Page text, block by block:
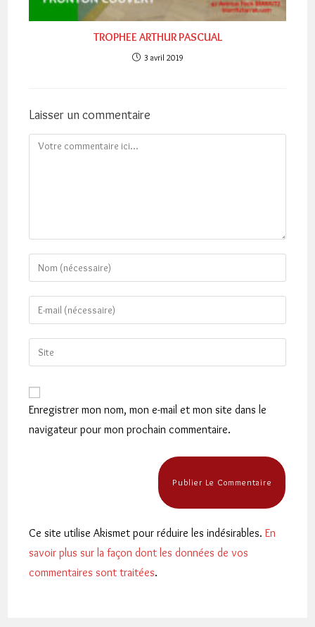
TROPHEE ARTHUR PASCUAL
3 avril 2019
Laisser un commentaire
Comment
Enter
your
name
comment
Enter
your
email
address
Saisir
l’URL
votre
site
(facultatif)
Enregistrer mon nom, mon e-mail et mon site dans le
navigateur pour mon prochain commentaire.
Ce site utilise Akismet pour réduire les indésirables.En
savoir plus sur la façon dont les données de vos
commentaires sont traitées.